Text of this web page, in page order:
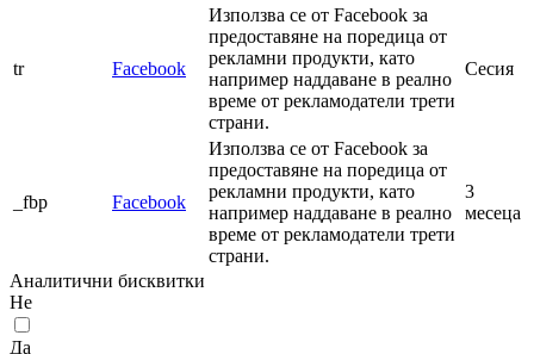
tr Facebook
Използва се от Facebook за
предоставяне на поредица от
рекламни продукти, като
например наддаване в реално
време от рекламодатели трети
страни.
Сесия
_fbp Facebook
Използва се от Facebook за
предоставяне на поредица от
рекламни продукти, като
например наддаване в реално
време от рекламодатели трети
страни.
3
месеца
Аналитични бисквитки
Не
Да